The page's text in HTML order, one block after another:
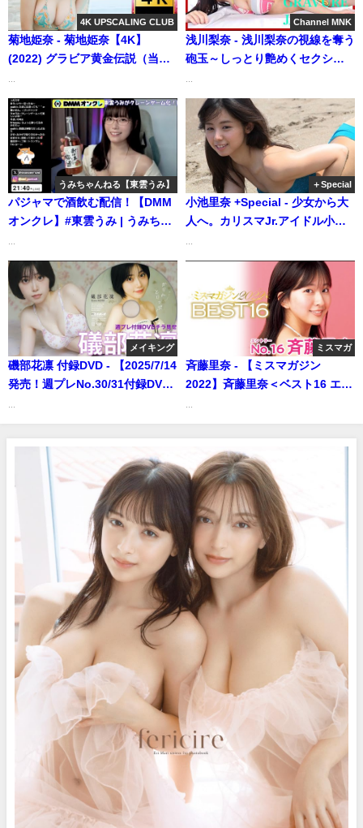
4K UPSCALING CLUB
菊地姫奈 - 菊地姫奈【4K】
(2022) グラビア黄金伝説（当時
UPSCALING CLUBさんより
Channel MNK
浅川梨奈 - 浅川梨奈の視線を奪う
砲玉～しっとり艶めくセクシー
【GRAVURE】 (Dec 10, 2025) |
Channel MNKさんより
うみちゃんねる【東雲うみ】
パジャマで酒飲む配信！【DMM
オンクレ】#東雲うみ | うみちゃ
...
＋Special
小池里奈 +Special - 少女から大
人へ。カリスマJr.アイドル小池
06月17日） | 週プレ
Channel【集英社 週刊プレイボ
ーイ公式】さんより
...
メイキング
磯部花凛 付録DVD - 【2025/7/14
発売！週プレNo.30/31付録DVD
らDVDが視聴できる♪ #磯部花凛
（Jul 14, 2025） | 週プレ
Channel【集英社 週刊プレイボ
ーイ公式】さんより
ミスマガ
斉藤里奈 - 【ミスマガジン
2022】斉藤里奈＜ベスト16 エン
日） | ミスマガTVさんより